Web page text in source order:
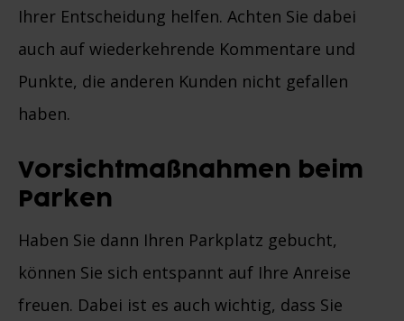
Ihrer Entscheidung helfen. Achten Sie dabei
auch auf wiederkehrende Kommentare und
Punkte, die anderen Kunden nicht gefallen
haben.
Vorsichtmaßnahmen beim
Parken
Haben Sie dann Ihren Parkplatz gebucht,
können Sie sich entspannt auf Ihre Anreise
freuen. Dabei ist es auch wichtig, dass Sie